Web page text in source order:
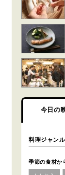
今日の
季節の食材か